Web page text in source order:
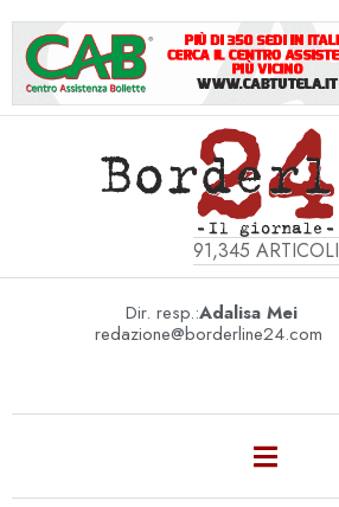
91,345 ARTICOLI
Dir. resp.:Adalisa Mei
redazione@borderline24.com